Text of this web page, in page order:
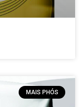
MAIS PHÓS